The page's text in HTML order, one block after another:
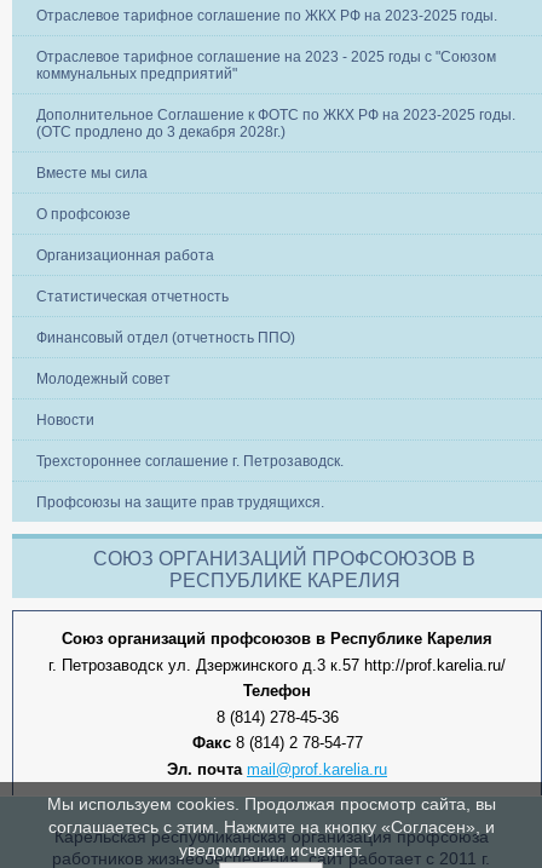
Отраслевое тарифное соглашение по ЖКХ РФ на 2023-2025 годы.
Отраслевое тарифное соглашение на 2023 - 2025 годы с "Союзом
коммунальных предприятий"
Дополнительное Соглашение к ФОТС по ЖКХ РФ на 2023-2025 годы.
(ОТС продлено до 3 декабря 2028г.)
Вместе мы сила
О профсоюзе
Организационная работа
Статистическая отчетность
Финансовый отдел (отчетность ППО)
Молодежный совет
Новости
Трехстороннее соглашение г. Петрозаводск.
Профсоюзы на защите прав трудящихся.
СОЮЗ ОРГАНИЗАЦИЙ ПРОФСОЮЗОВ В
РЕСПУБЛИКЕ КАРЕЛИЯ
Союз организаций профсоюзов в Республике Карелия
г. Петрозаводск ул. Дзержинского д.3 к.57 http://prof.karelia.ru/
Телефон
8 (814) 278-45-36
Факс8 (814) 2 78-54-77
Эл. почта mail@prof.karelia.ru
Карельская республиканская организация профсоюза
работников жизнеобеспечения, сайт работает с 2011 г.
Мы используем cookies. Продолжая просмотр сайта, вы
соглашаетесь с этим. Нажмите на кнопку «Согласен», и
уведомление исчезнет.